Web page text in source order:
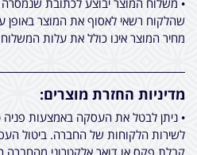
• משלוח המוצר יבוצע לכתובת
שהלקוח רשאי לאסוף את המוצר באופן
מחיר המוצר אינו כולל את עלות
מדיניות החזרת מוצרים:
• ניתן לבטל את העסקה באמצעות פניה
לשירות הלקוחות של החברה. ביטול
קבלת פקס או דואר אלקטרוני